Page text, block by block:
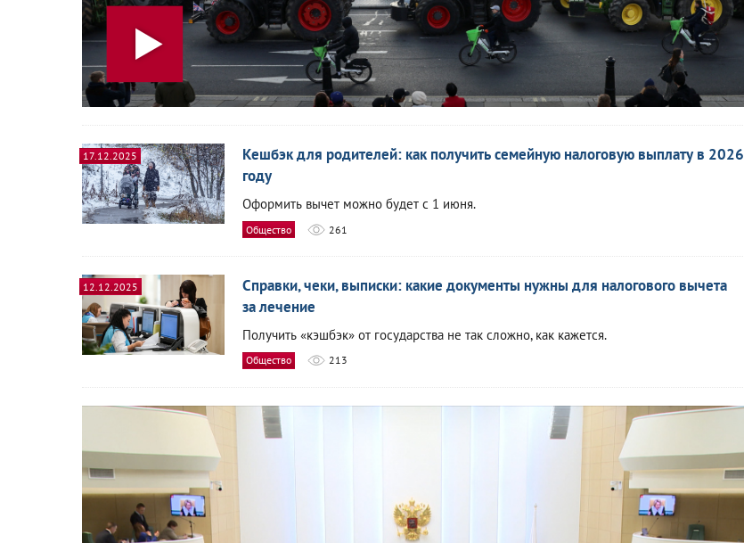
17.12.2025
Кешбэк для родителей: как получить семейную налоговую выплату в 2026
году
Оформить вычет можно будет с 1 июня.
Общество 261
12.12.2025
Справки, чеки, выписки: какие документы нужны для налогового вычета
за лечение
Получить «кэшбэк» от государства не так сложно, как кажется.
Общество 213